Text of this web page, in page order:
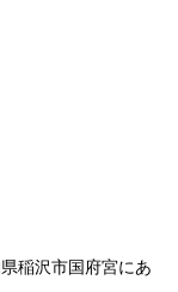
稲沢市国府宮にあ